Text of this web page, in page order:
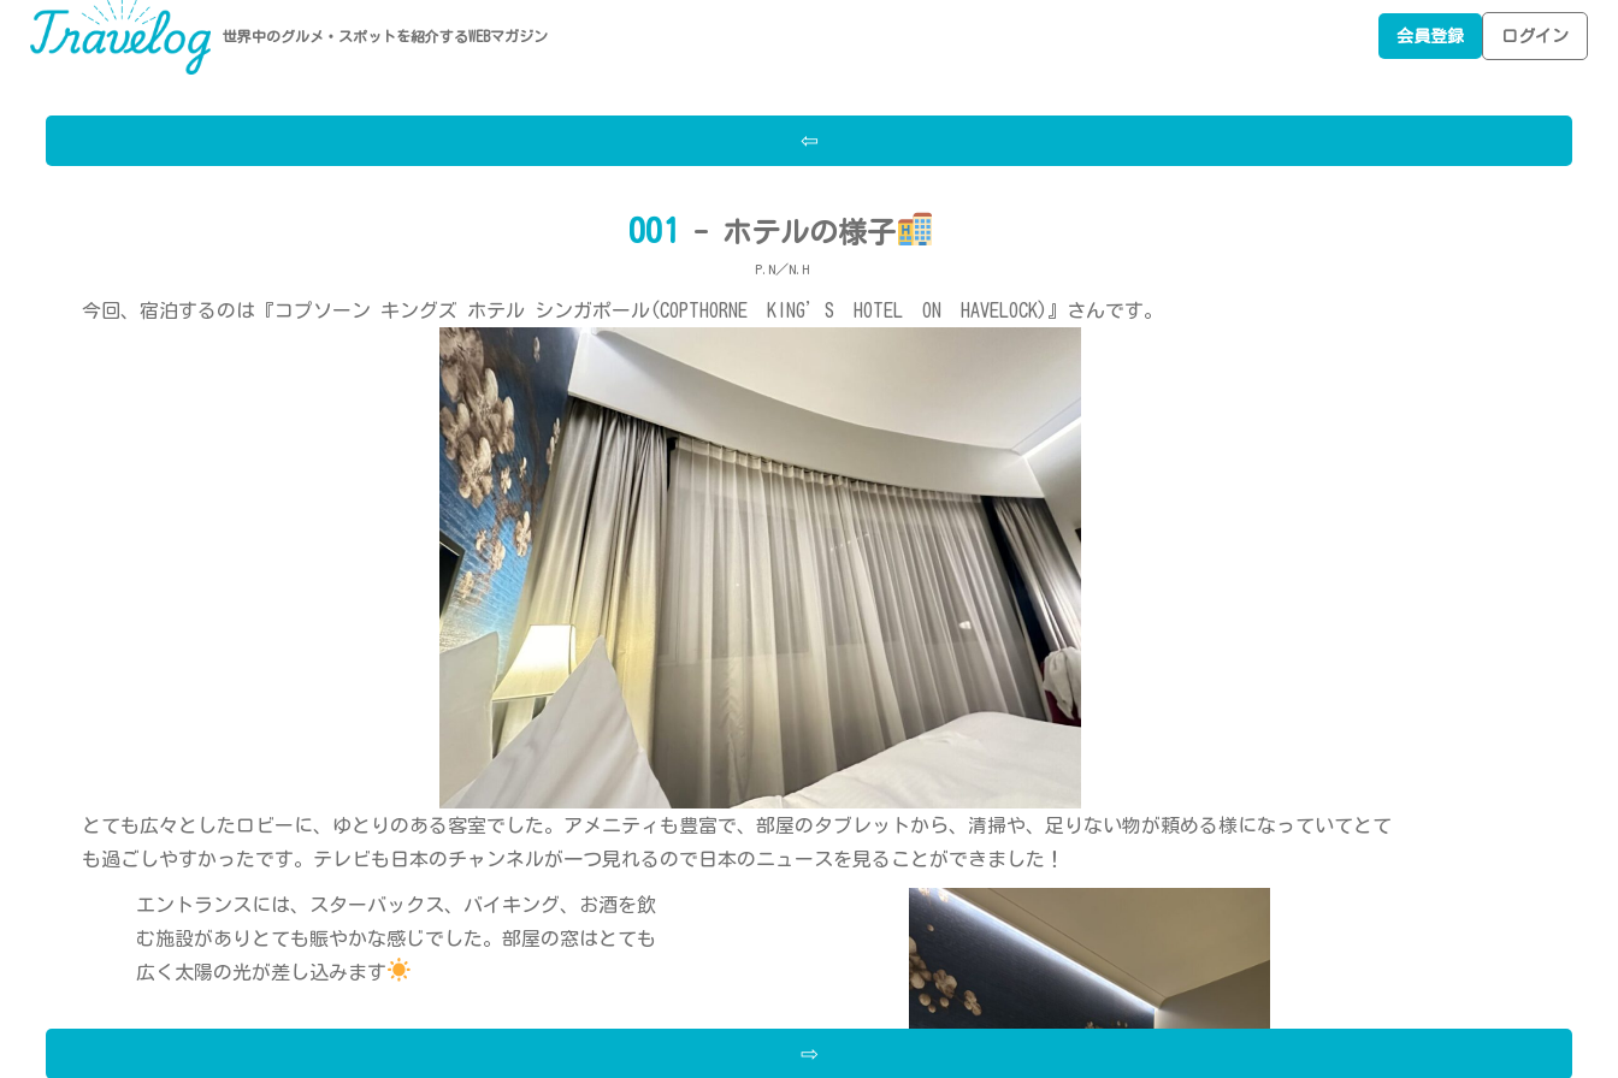
世界中のグルメ・スポットを紹介するWEBマガジン 会員登録 ログイン
⇦
001 - ホテルの様子
P.N／N.H
今回、宿泊するのは『コプソーン キングズ ホテル シンガポール(COPTHORNE KING’S HOTEL ON HAVELOCK)』さんです。
とても広々としたロビーに、ゆとりのある客室でした。アメニティも豊富で、部屋のタブレットから、清掃や、足りない物が頼める様になっていてとて
も過ごしやすかったです。テレビも日本のチャンネルが一つ見れるので日本のニュースを見ることができました！
エントランスには、スターバックス、バイキング、お酒を飲
む施設がありとても賑やかな感じでした。部屋の窓はとても
広く太陽の光が差し込みます
⇨